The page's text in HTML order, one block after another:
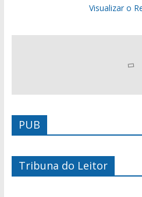
Visualizar o
PUB
Tribuna do Leitor